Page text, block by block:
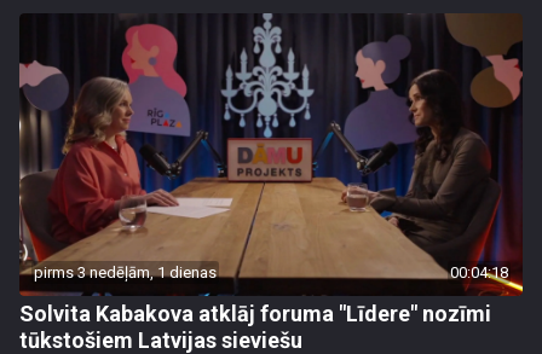
pirms 3 nedēļām, 1 dienas 00:04:18
Solvita Kabakova atklāj foruma "Līdere" nozīmi
tūkstošiem Latvijas sieviešu